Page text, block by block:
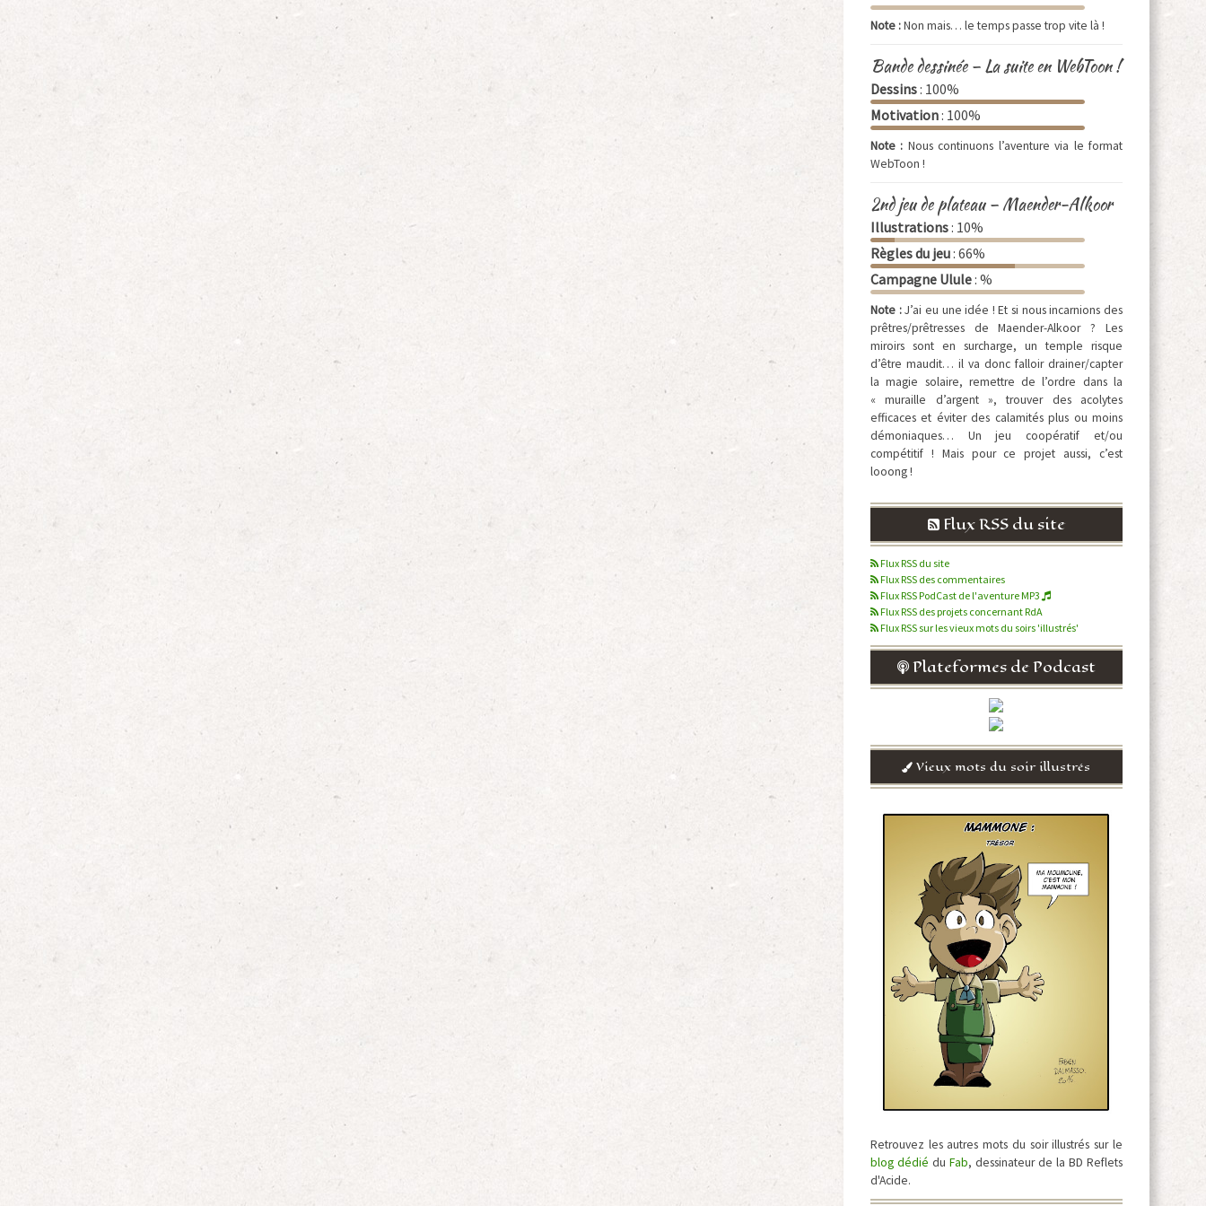
Note :Non mais… le temps passe trop vite là !
Bande dessinée – La suite en WebToon !
Dessins: 100%
Motivation: 100%
Note : Nous continuons l’aventure via le format
WebToon !
2nd jeu de plateau – Maender-Alkoor
Illustrations: 10%
Règles du jeu: 66%
Campagne Ulule: %
Note :J’ai eu une idée ! Et si nous incarnions des
prêtres/prêtresses de Maender-Alkoor ? Les
miroirs sont en surcharge, un temple risque
d’être maudit… il va donc falloir drainer/capter
la magie solaire, remettre de l’ordre dans la
« muraille d’argent », trouver des acolytes
efficaces et éviter des calamités plus ou moins
démoniaques… Un jeu coopératif et/ou
compétitif ! Mais pour ce projet aussi, c’est
looong !
Flux RSS du site
Flux RSS du site
Flux RSS des commentaires
Flux RSS PodCast de l'aventure MP3
Flux RSS des projets concernant RdA
Flux RSS sur les vieux mots du soirs 'illustrés'
Plateformes de Podcast
Vieux mots du soir illustrés
Retrouvez les autres mots du soir illustrés sur le
blog dédié du Fab, dessinateur de la BD Reflets
d'Acide.